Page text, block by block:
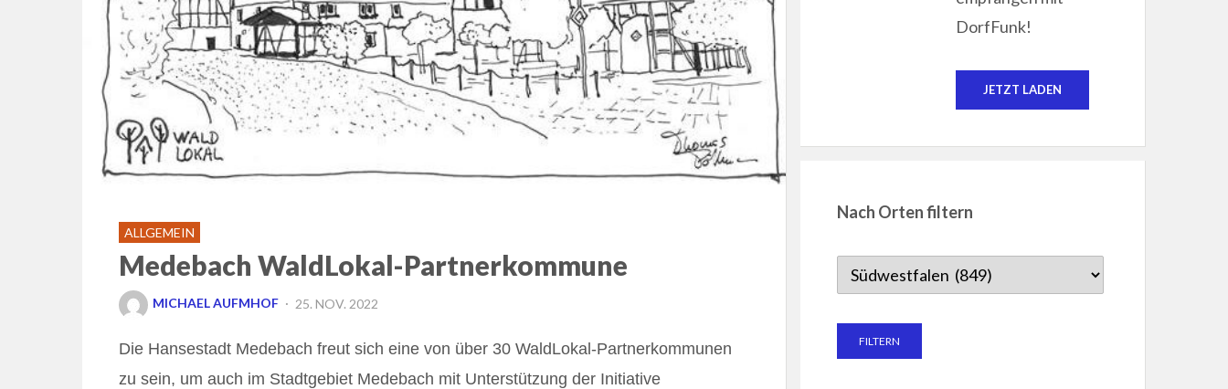
ALLGEMEIN
Medebach WaldLokal-Partnerkommune
MICHAEL AUFMHOF
POSTED
25. NOV. 2022
Die Hansestadt Medebach freut sich eine von über 30 WaldLokal-Partnerkommunen
zu sein, um auch im Stadtgebiet Medebach mit Unterstützung der Initiative
DorfFunk!
JETZT LADEN
Nach Orten filtern